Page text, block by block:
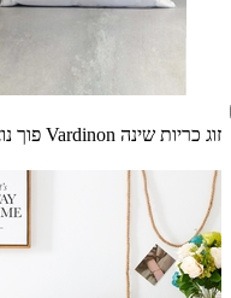
זוג כריות שינה Vardinon פוך נוצות 50/70